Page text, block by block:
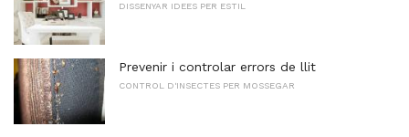
DISSENYAR IDEES PER ESTIL
Prevenir i controlar errors de llit
CONTROL D'INSECTES PER MOSSEGAR